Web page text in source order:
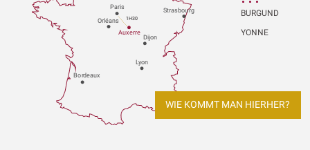
Paris
Dijon
Orléans
Bordeaux
Lyon
Auxerre
Strasbourg
1H30
BURGUND
YONNE
WIE KOMMT MAN HIERHER?